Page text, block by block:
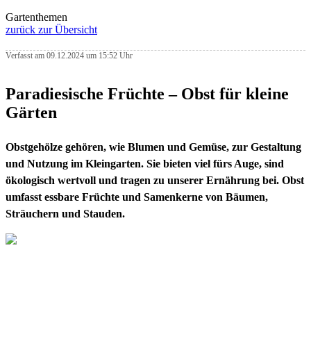
Gartenthemen
zurück zur Übersicht
Verfasst am 09.12.2024 um 15:52 Uhr
Paradiesische Früchte – Obst für kleine
Gärten
Obstgehölze gehören, wie Blumen und Gemüse, zur Gestaltung
und Nutzung im Kleingarten. Sie bieten viel fürs Auge, sind
ökologisch wertvoll und tragen zu unserer Ernährung bei. Obst
umfasst essbare Früchte und Samenkerne von Bäumen,
Sträuchern und Stauden.